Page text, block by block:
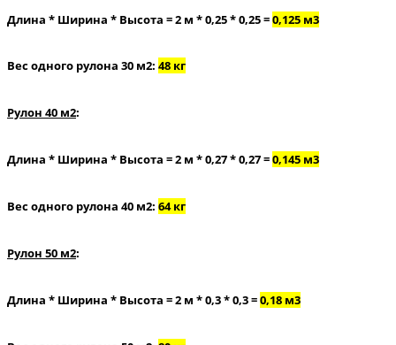
Длина * Ширина * Высота = 2 м * 0,25 * 0,25 =0,125 м3
Вес одного рулона 30 м2: 48 кг
Рулон 40 м2:
Длина * Ширина * Высота = 2 м * 0,27 * 0,27 =0,145 м3
Вес одного рулона 40 м2: 64 кг
Рулон 50 м2:
Длина * Ширина * Высота = 2 м * 0,3 * 0,3 =0,18 м3